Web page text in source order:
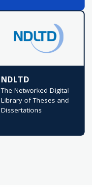
NDLTD
The Networked Digital
Library of Theses and
Dissertations